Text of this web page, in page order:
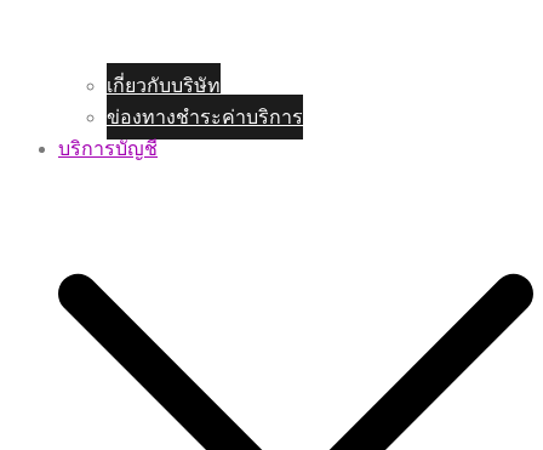
เกี่ยวกับบริษัท
ข่องทางชำระค่าบริการ
บริการบัญชี